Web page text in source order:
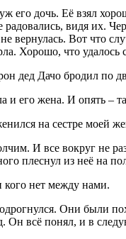
его дочь. Её взял
видя их.
вернулась. Вот что
Хорошо, что удалось
дед Дачо бродил по
и его жена. И опять –
на сестре моей
И все вокруг не
плеснул из неё на
нет между нами.
Они были
Он всё понял, и в